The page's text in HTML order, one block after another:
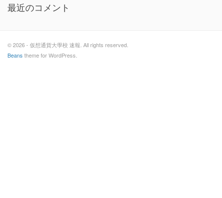
最近のコメント
© 2026 - 仮想通貨大學校 速報. All rights reserved.
Beans theme for WordPress.